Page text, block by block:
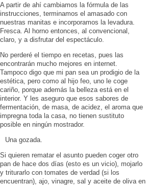
A partir de ahí cambiamos la fórmula de las
instrucciones, terminamos el amasado con
nuestras manitas e incorporamos la levadura.
Fresca. Al horno entonces, al convencional,
claro, y a disfrutar del espectáculo.
No perderé el tiempo en recetas, pues las
encontrarán mucho mejores en internet.
Tampoco digo que mi pan sea un prodigio de la
estética, pero como al hijo feo, uno le coge
cariño, porque además la belleza está en el
interior. Y les aseguro que esos sabores de
fermentación, de masa, de acidez, el aroma que
impregna toda la casa, no tienen sustituto
posible en ningún mostrador.
Una gozada.
Si quieren rematar el asunto pueden coger otro
pan de hace dos días (esto es un vicio), mojarlo
y triturarlo con tomates de verdad (si los
encuentran), ajo, vinagre, sal y aceite de oliva en